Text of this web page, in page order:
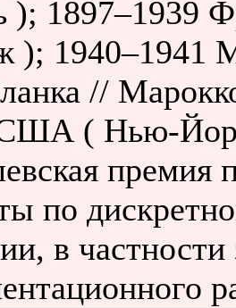
); 1897–1939
); 1940–1941
//
США ( Нью-
премия
по
в частности